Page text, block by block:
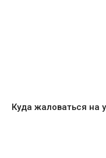
Куда жаловаться на